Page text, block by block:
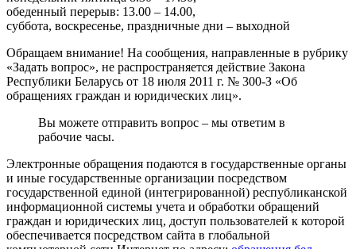
обеденный перерыв: 13.00 – 14.00,
суббота, воскресенье, праздничные дни – выходной
Обращаем внимание! На сообщения, направленные в рубрику
«Задать вопрос», не распространяется действие Закона
Республики Беларусь от 18 июля 2011 г. № 300-З «Об
обращениях граждан и юридических лиц».
Вы можете отправить вопрос – мы ответим в
рабочие часы.
Электронные обращения подаются в государственные органы
и иные государственные организации посредством
государственной единой (интегрированной) республиканской
информационной системы учета и обработки обращений
граждан и юридических лиц, доступ пользователей к которой
обеспечивается посредством сайта в глобальной